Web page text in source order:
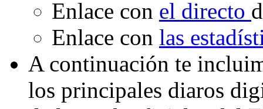
Enlace con el directo
Enlace con las
A continuación te
los principales diaros